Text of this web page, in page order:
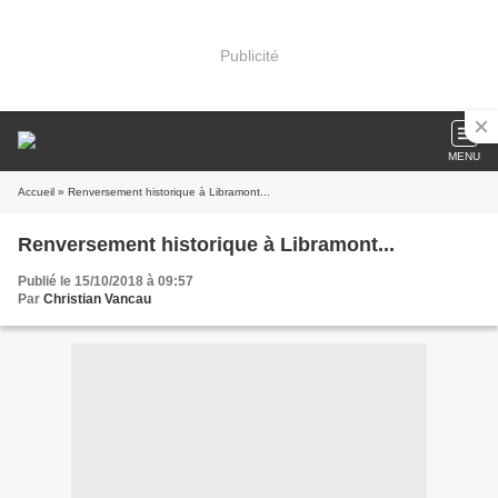
Publicité
MENU
Accueil » Renversement historique à Libramont...
Renversement historique à Libramont...
Publié le 15/10/2018 à 09:57
Par Christian Vancau